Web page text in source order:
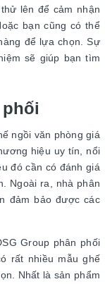
lên để cảm nhận
bạn cũng có thể
để lựa chọn. Sự
sẽ giúp bạn tìm
ngồi văn phòng giá
hiệu uy tín, nổi
đó cần có đánh giá
Ngoài ra, nhà phân
đảm bảo được các
Group phân phối
rất nhiều mẫu ghế
Nhất là sản phẩm